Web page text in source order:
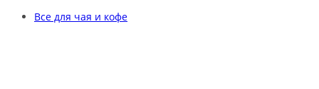
Все для чая и кофе